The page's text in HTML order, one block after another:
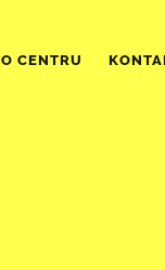
O CENTRU